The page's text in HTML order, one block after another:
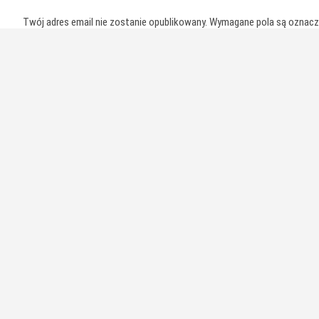
Twój adres email nie zostanie opublikowany. Wymagane pola są